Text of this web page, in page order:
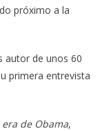
próximo a la
autor de unos 60
primera entrevista
de Obama,